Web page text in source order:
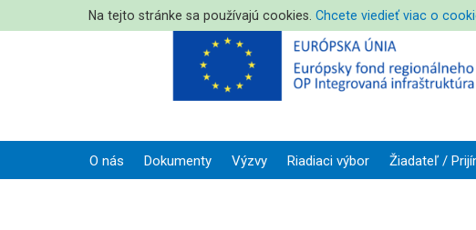
Na tejto stránke sa používajú cookies. Chcete viedieť viac o
O nás Dokumenty Výzvy Riadiaci výbor Žiadateľ /